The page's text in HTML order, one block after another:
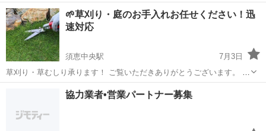
の草が伸びて手が付けられない…」 「空き家や空き地の草をきれいに
したい」 「暑くて草刈りをするのが大変…」 そんなお悩みを解決しま
す！ 【対応内容】 ✅...
福岡 糟屋郡 須恵中央駅 草刈り 無料
🌱草刈り・庭のお手入れお任せください！迅
速対応
須恵中央駅
7月3日
草刈り・草むしり承ります！ ご覧いただきありがとうございます。 お
庭・空き地・駐車場・畑・空き家などの草刈りを承ります。 対応内容
・草刈り（刈払機使用） ・草むしり（手作業） ・草の回収・処分（ご
糟屋郡 須恵中央駅 草刈り 空き地
協力業者•営業パートナー募集